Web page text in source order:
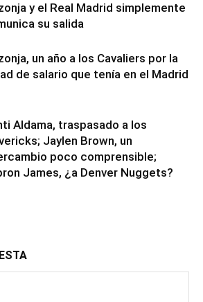
y el Real Madrid simplemente
su salida
un año a los Cavaliers por la
de salario que tenía en el Madrid
Aldama, traspasado a los
Jaylen Brown, un
poco comprensible;
James, ¿a Denver Nuggets?